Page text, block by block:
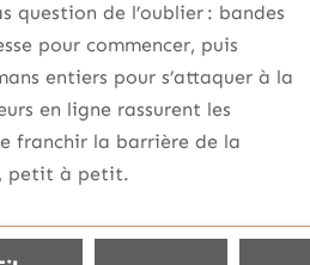
question de l’oublier : bandes
pour commencer, puis
entiers pour s’attaquer à la
en ligne rassurent les
franchir la barrière de la
petit à petit.